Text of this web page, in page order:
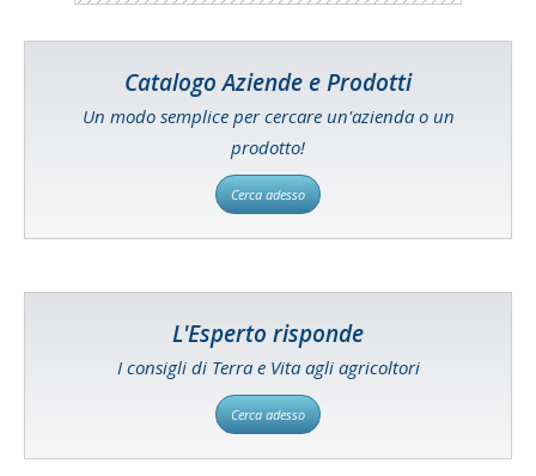
Catalogo Aziende e Prodotti
Un modo semplice per cercare un'azienda o un
prodotto!
Cerca adesso
L'Esperto risponde
I consigli di Terra e Vita agli agricoltori
Cerca adesso